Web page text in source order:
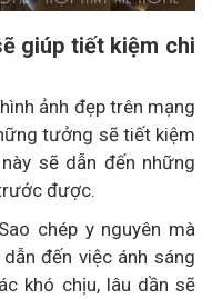
giúp tiết kiệm chi
ảnh đẹp trên mạng
tưởng sẽ tiết kiệm
sẽ dẫn đến những
được.
chép y nguyên mà
đến việc ánh sáng
khó chịu, lâu dần sẽ